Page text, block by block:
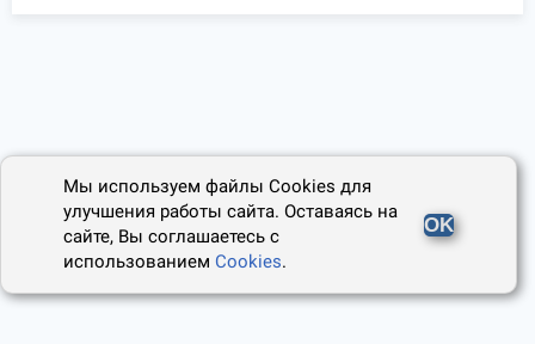
Мы используем файлы Cookies для
улучшения работы сайта. Оставаясь на
сайте, Вы соглашаетесь с
использованиемCookies.
OK